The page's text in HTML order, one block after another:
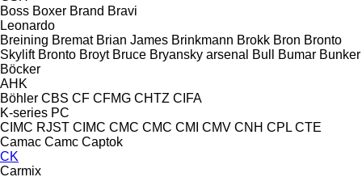
Boss Boxer Brand Bravi
Leonardo
Breining Bremat Brian James Brinkmann Brokk Bron Bronto
Skylift Bronto Broyt Bruce Bryansky arsenal Bull Bumar Bunker
Böcker
AHK
Böhler CBS CF CFMG CHTZ CIFA
K-series PC
CIMC RJST CIMC CMC CMC CMI CMV CNH CPL CTE
Camac Camc Captok
CK
Carmix